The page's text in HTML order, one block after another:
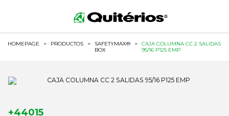
HOMEPAGE > PRODUCTOS >
SAFETYMAX®
BOX
>
CAJA COLUMNA CC 2 SALIDAS
95/16 P125 EMP
+44015